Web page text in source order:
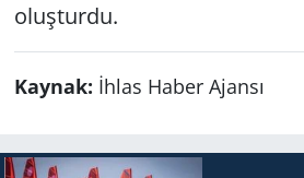
oluşturdu.
Kaynak: İhlas Haber Ajansı